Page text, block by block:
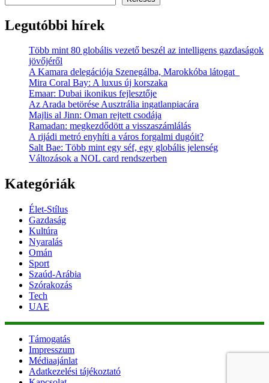
Legutóbbi hírek
Több mint 80 globális vezető beszél az intelligens gazdaságok
jövőjéről
A Kamara delegációja Szenegálba, Marokkóba látogat
Mira Coral Bay: A luxus új korszaka
Emaar: Dubai ikonikus fejlesztője
Az Arada betörése Ausztrália ingatlanpiacára
Majlis al Jinn: Oman rejtett csodája
Ramadan: megkezdődött a visszaszámlálás
A rijádi metró enyhíti a város forgalmi dugóit?
Salt Bae: Több mint egy séf, egy globális jelenség
Változások a NOL card rendszerben
Kategóriák
Élet-Stílus
Gazdaság
Kultúra
Nyaralás
Omán
Sport
Szaúd-Arábia
Szórakozás
Tech
UAE
Támogatás
Impresszum
Médiaajánlat
Adatkezelési tájékoztató